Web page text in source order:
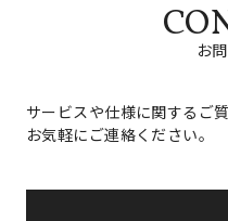
お
サービスや仕様に関するご
お気軽にご連絡ください。